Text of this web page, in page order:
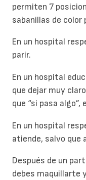
permiten 7
sabanillas de color
En un hospital
parir.
En un hospital
que dejar muy
que “si pasa
En un hospital
atiende, salvo que
Después de un
debes maquillarte